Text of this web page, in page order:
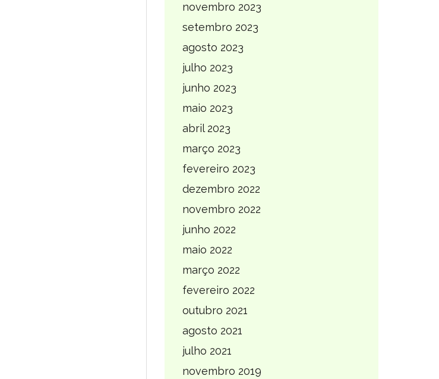
novembro 2023
setembro 2023
agosto 2023
julho 2023
junho 2023
maio 2023
abril 2023
março 2023
fevereiro 2023
dezembro 2022
novembro 2022
junho 2022
maio 2022
março 2022
fevereiro 2022
outubro 2021
agosto 2021
julho 2021
novembro 2019